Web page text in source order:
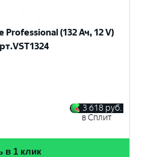
Professional (132 Ач, 12 V)
3 618 руб.
в Сплит
в 1 клик